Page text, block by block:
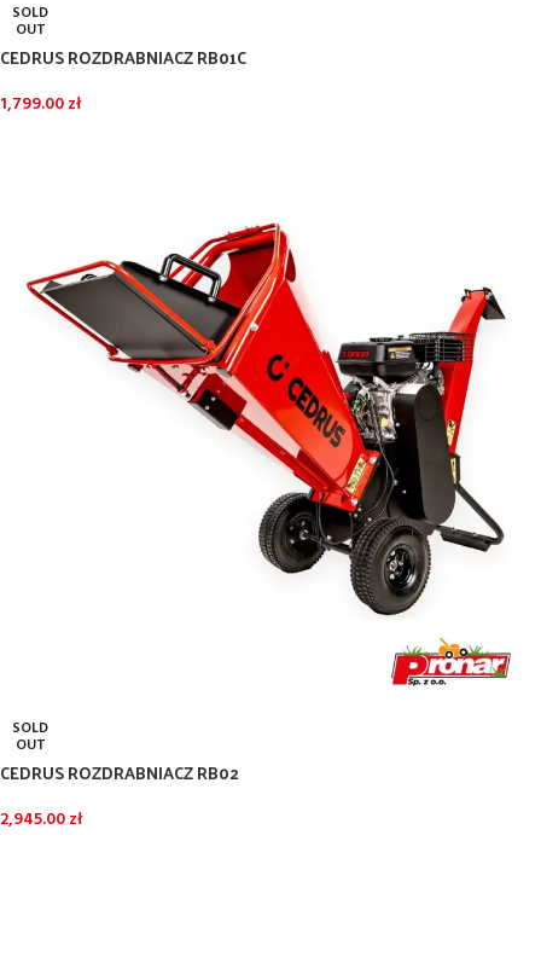
SOLD
OUT
CEDRUS ROZDRABNIACZ RB01C
1,799.00zł
SOLD
OUT
CEDRUS ROZDRABNIACZ RB02
2,945.00zł